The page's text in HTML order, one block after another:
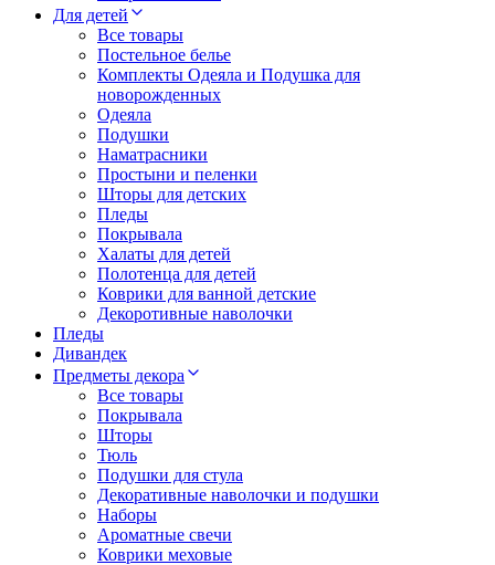
Для детей
Все товары
Постельное белье
Комплекты Одеяла и Подушка для
новорожденных
Одеяла
Подушки
Наматрасники
Простыни и пеленки
Шторы для детских
Пледы
Покрывала
Халаты для детей
Полотенца для детей
Коврики для ванной детские
Декоротивные наволочки
Пледы
Дивандек
Предметы декора
Все товары
Покрывала
Шторы
Тюль
Подушки для стула
Декоративные наволочки и подушки
Наборы
Ароматные свечи
Коврики меховые